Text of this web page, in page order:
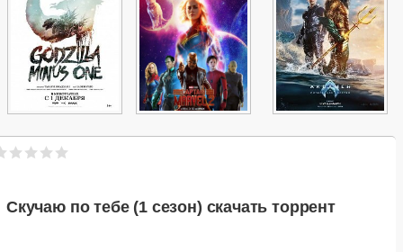
Скучаю по тебе (1 сезон) скачать торрент